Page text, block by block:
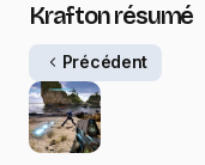
Krafton résumé
Précédent